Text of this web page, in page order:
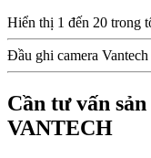
Hiển thị 1 đến 20 trong
Đầu ghi camera Vantech
Cần tư vấn
VANTECH